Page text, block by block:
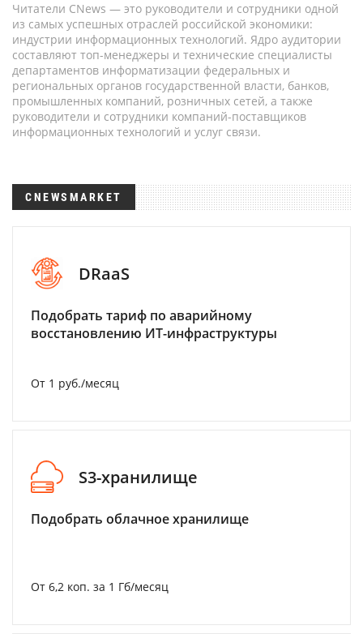
Читатели CNews — это руководители и сотрудники одной
из самых успешных отраслей российской экономики:
индустрии информационных технологий. Ядро аудитории
составляют топ-менеджеры и технические специалисты
департаментов информатизации федеральных и
региональных органов государственной власти, банков,
промышленных компаний, розничных сетей, а также
руководители и сотрудники компаний-поставщиков
информационных технологий и услуг связи.
CNEWSMARKET
DRaaS
Подобрать тариф по аварийному
восстановлению ИТ-инфраструктуры
От 1 руб./месяц
S3-хранилище
Подобрать облачное хранилище
От 6,2 коп. за 1 Гб/месяц